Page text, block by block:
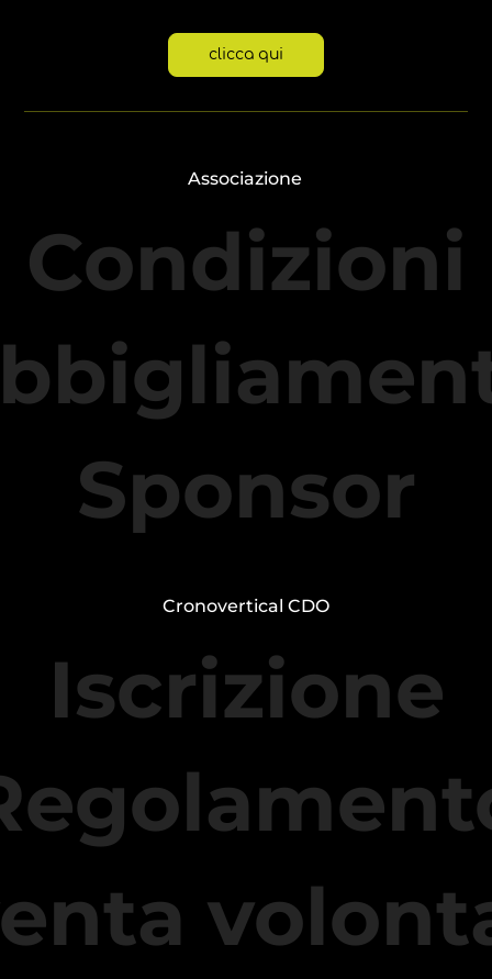
clicca qui
Associazione
Condizioni
Sponsor
Cronovertical CDO
Iscrizione